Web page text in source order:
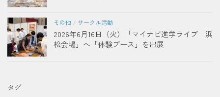
その他 / サークル活動
2026年6月16日（火）「マイナビ進学ライブ 浜
松会場」へ「体験ブース」を出展
タグ